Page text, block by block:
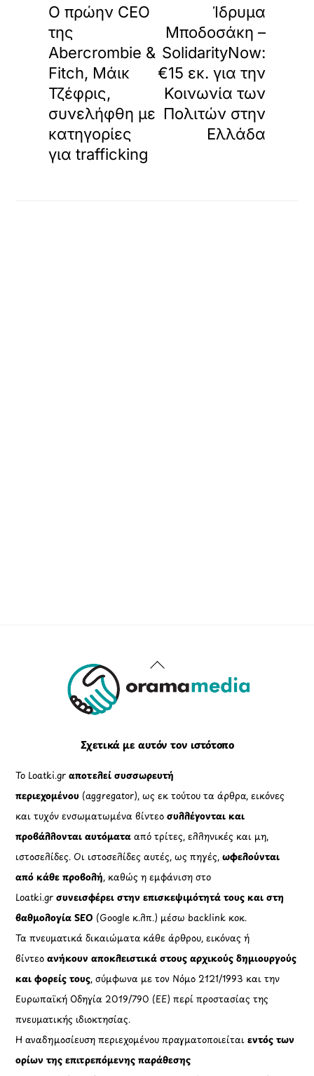
Ο πρώην CEO
της
Abercrombie &
Fitch, Μάικ
Τζέφρις,
συνελήφθη με
κατηγορίες
για trafficking
Ίδρυμα
Μποδοσάκη –
SolidarityNow:
€15 εκ. για την
Κοινωνία των
Πολιτών στην
Ελλάδα
Back
To
Σχετικά με αυτόν τον ιστότοπο
Το Loatki.grαποτελεί συσσωρευτή
περιεχομένου (aggregator), ως εκ τούτου τα άρθρα, εικόνες
και τυχόν ενσωματωμένα βίντεοσυλλέγονται και
προβάλλονται αυτόματααπό τρίτες, ελληνικές και μη,
ιστοσελίδες. Οι ιστοσελίδες αυτές, ως πηγές,ωφελούνται
από κάθε προβολή, καθώς η εμφάνιση στο
Loatki.gr συνεισφέρει στην επισκεψιμότητά τους και στη
βαθμολογία SEO (Google κ.λπ.) μέσω backlink κοκ.
Τα πνευματικά δικαιώματα κάθε άρθρου, εικόνας ή
βίντεοανήκουν αποκλειστικά στους αρχικούς δημιουργούς
και φορείς τους, σύμφωνα με τον Νόμο 2121/1993 και την
Ευρωπαϊκή Οδηγία 2019/790 (ΕΕ) περί προστασίας της
πνευματικής ιδιοκτησίας.
Η αναδημοσίευση περιεχομένου πραγματοποιείταιεντός των
ορίων της επιτρεπόμενης παράθεσης